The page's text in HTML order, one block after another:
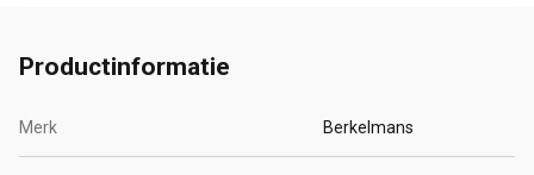
Productinformatie
Merk Berkelmans